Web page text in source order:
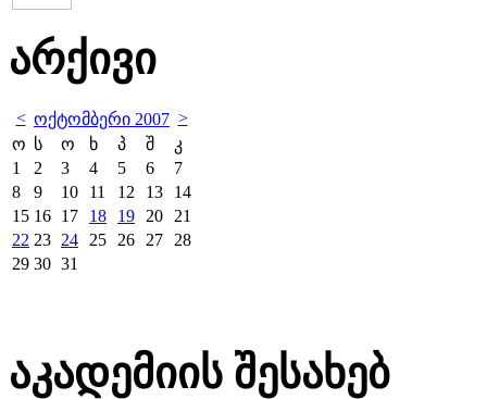
არქივი
< ოქტომბერი 2007 >
ო ს ო ხ პ შ
კ
1
2 3 4 5 6
7
8
9 10 11 12 13
14
15 16 17 18 19 20
21
22 23 24 25 26 27
28
29 30 31
აკადემიის შესახებ